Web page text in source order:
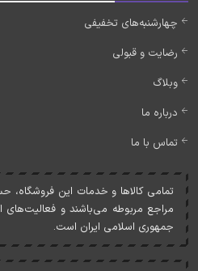
چهارشنبه‌های تخفیفی
رضایت و قبولی
وبلاگ
درباره ما
تماس با ما
تمامی کالاها و خدمات اين فروشگاه،
مراجع مربوطه می‌باشند و فعاليت‌های
جمهوری اسلامی ايران است.